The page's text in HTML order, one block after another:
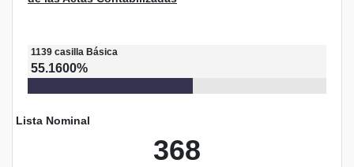
1139 casilla Básica
55.1600%
Lista Nominal
368